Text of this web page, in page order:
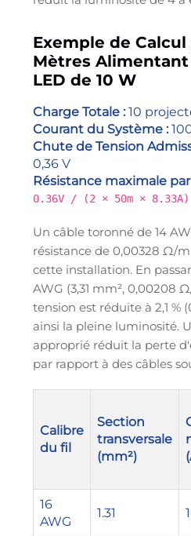
Exemple de
Mètres
LED de 10 W
Charge Totale :10
Courant du Système :
Chute de Tension
0,36 V
Résistance maximale
0.36V / (2 × 50m × 8.33A)
Un câble toronné de 14
résistance de 0,00328 Ω/
cette installation. En
AWG (3,31 mm², 0,00208
tension est réduite à 2,1 %
ainsi la pleine luminosité.
approprié réduit la perte
par rapport à des câbles
Calibre
du fil
Section
transversale
(mm²)
16
AWG
1.31